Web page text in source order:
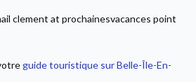
clement at prochainesvacances point
guide touristique sur Belle-Île-En-